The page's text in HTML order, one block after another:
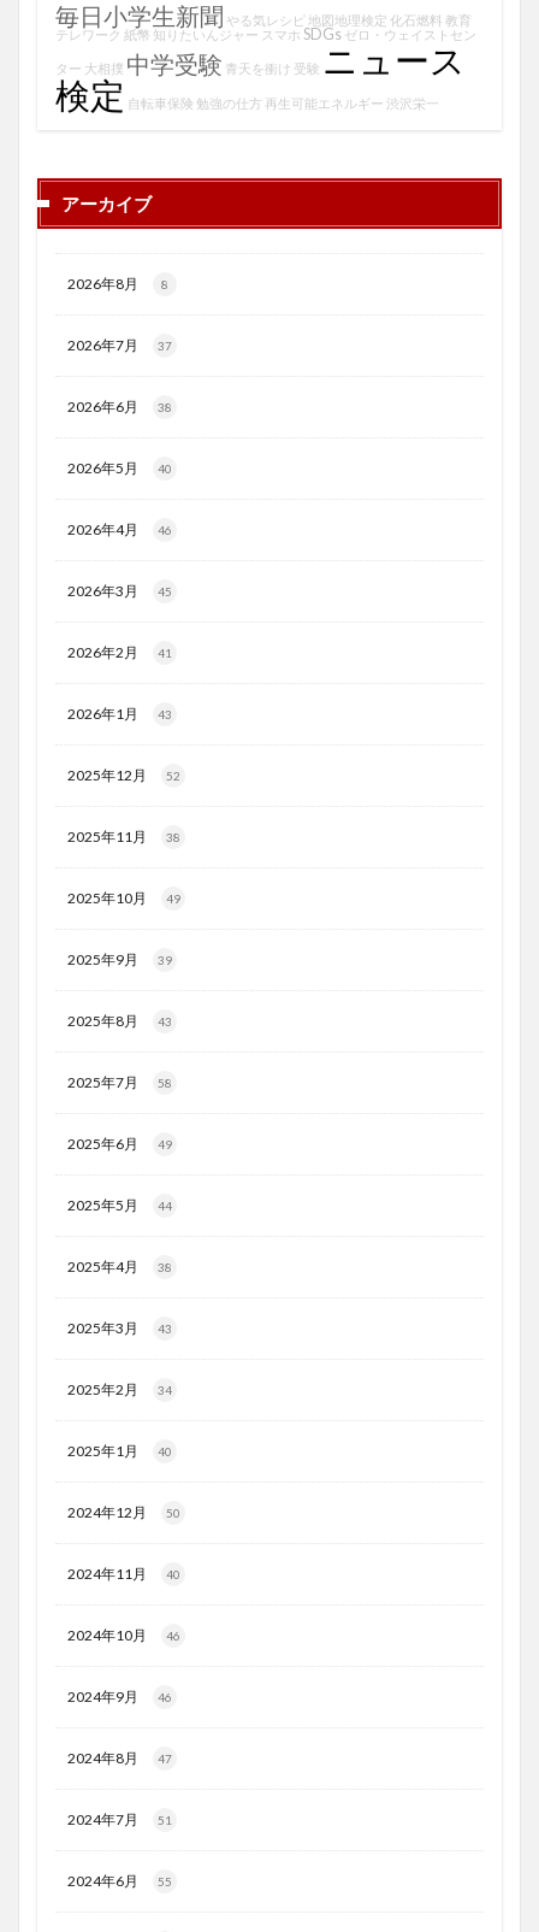
毎日小学生新聞 やる気レシピ 地図地理検定 化石燃料 教育
テレワーク 紙幣 知りたいんジャー スマホ SDGs ゼロ・ウェイストセン
ター 大相撲 中学受験 青天を衝け 受験 ニュース
検定 自転車保険 勉強の仕方 再生可能エネルギー 渋沢栄一
アーカイブ
2026年8月 8
2026年7月 37
2026年6月 38
2026年5月 40
2026年4月 46
2026年3月 45
2026年2月 41
2026年1月 43
2025年12月 52
2025年11月 38
2025年10月 49
2025年9月 39
2025年8月 43
2025年7月 58
2025年6月 49
2025年5月 44
2025年4月 38
2025年3月 43
2025年2月 34
2025年1月 40
2024年12月 50
2024年11月 40
2024年10月 46
2024年9月 46
2024年8月 47
2024年7月 51
2024年6月 55